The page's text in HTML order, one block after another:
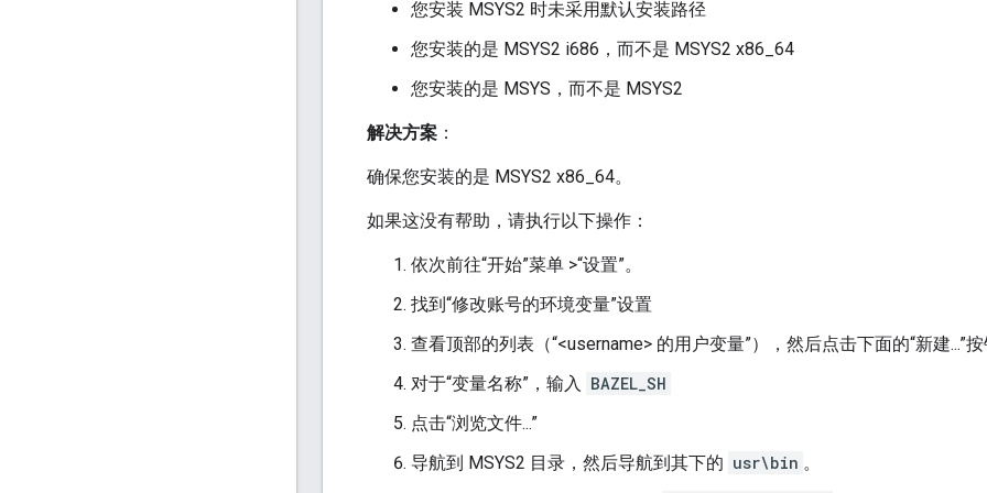
您安装 MSYS2 时未采用默认安装路径
您安装的是 MSYS2 i686，而不是 MSYS2 x86_64
您安装的是 MSYS，而不是 MSYS2
解决方案 ：
确保您安装的是 MSYS2 x86_64。
如果这没有帮助，请执行以下操作：
依次前往“开始”菜单 >“设置”。
找到“修改账号的环境变量”设置
查看顶部的列表（“<username> 的用户变量”），然后点击下面的“新建...”
对于“变量名称”，输入 BAZEL_SH
点击“浏览文件...”
导航到 MSYS2 目录，然后导航到其下的 usr\bin 。